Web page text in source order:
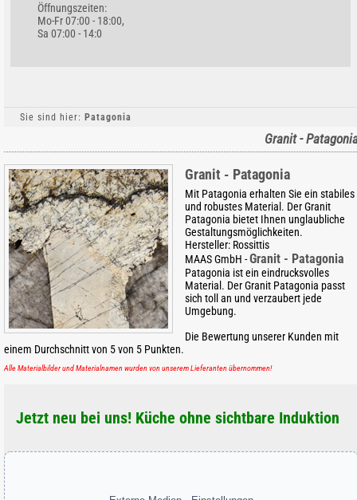
Öffnungszeiten:
Mo-Fr 07:00 - 18:00,
Sa 07:00 - 14:0
Sie sind hier: Patagonia
Granit -
Granit - Patagonia
Mit Patagonia erhalten Sie ein stabiles
und robustes Material. Der Granit
Patagonia bietet Ihnen unglaubliche
Gestaltungsmöglichkeiten.
Hersteller: Rossittis
MAAS GmbH -Granit - Patagonia
Patagonia ist ein eindrucksvolles
Material. Der Granit Patagonia passt
sich toll an und verzaubert jede
Umgebung.
Die Bewertung unserer Kunden mit
einem Durchschnitt von 5von 5 Punkten.
Alle Materialbilder und Materialnamen wurden von unserem Lieferanten übernommen!
Jetzt neu bei uns! Küche ohne sichtbare Induktion